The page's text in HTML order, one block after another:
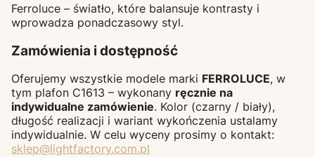
Ferroluce – światło, które balansuje kontrasty i
wprowadza ponadczasowy styl.
Zamówienia i dostępność
Oferujemy wszystkie modele marki FERROLUCE, w
tym plafon C1613 – wykonany ręcznie na
indywidualne zamówienie. Kolor (czarny / biały),
długość realizacji i wariant wykończenia ustalamy
indywidualnie. W celu wyceny prosimy o kontakt:
sklep@lightfactory.com.pl